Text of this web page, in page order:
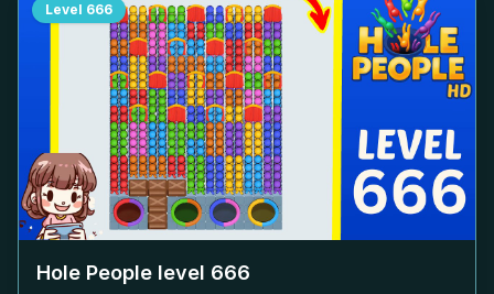
Level 666
Hole People level 666